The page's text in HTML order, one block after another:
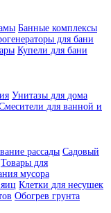
Банные комплексы
для бани
Купели для бани
Унитазы для дома
для ванной и
рассады Садовый
Товары для
мусора
Клетки для несушек
Обогрев грунта